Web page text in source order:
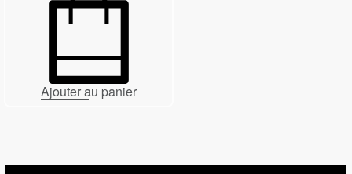
Ajouter au panier